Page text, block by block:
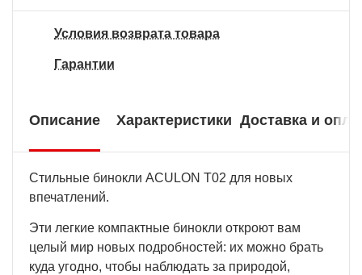
Условия возврата товара
Гарантии
Описание Характеристики Доставка и
Стильные бинокли ACULON T02 для новых
впечатлений.
Эти легкие компактные бинокли откроют вам
целый мир новых подробностей: их можно брать
куда угодно, чтобы наблюдать за природой,